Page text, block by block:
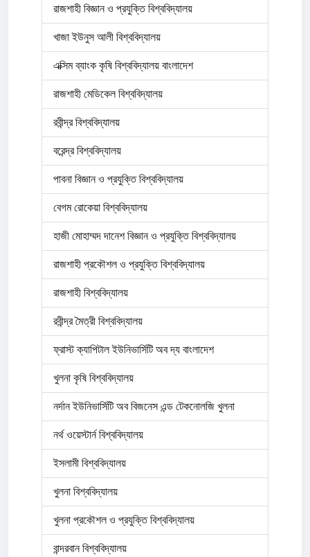
রাজশাহী বিজ্ঞান ও প্রযুক্তি বিশ্ববিদ্যালয়
খাজা ইউনুস আলী বিশ্ববিদ্যালয়
এক্সিম ব্যাংক কৃষি বিশ্ববিদ্যালয় বাংলাদেশ
রাজশাহী মেডিকেল বিশ্ববিদ্যালয়
রবীন্দ্র বিশ্ববিদ্যালয়
বরেন্দ্র বিশ্ববিদ্যালয়
পাবনা বিজ্ঞান ও প্রযুক্তি বিশ্ববিদ্যালয়
বেগম রোকেয়া বিশ্ববিদ্যালয়
হাজী মোহাম্মদ দানেশ বিজ্ঞান ও প্রযুক্তি বিশ্ববিদ্যালয়
রাজশাহী প্রকৌশল ও প্রযুক্তি বিশ্ববিদ্যালয়
রাজশাহী বিশ্ববিদ্যালয়
রবীন্দ্র মৈত্রী বিশ্ববিদ্যালয়
ফ্রাস্ট ক্যাপিটাল ইউনিভার্সিটি অব দ্য বাংলাদেশ
খুলনা কৃষি বিশ্ববিদ্যালয়
নর্দান ইউনিভার্সিটি অব বিজনেস এন্ড টেকনোলজি খুলনা
নর্থ ওয়েস্টার্ন বিশ্ববিদ্যালয়
ইসলামী বিশ্ববিদ্যালয়
খুলনা বিশ্ববিদ্যালয়
খুলনা প্রকৌশল ও প্রযুক্তি বিশ্ববিদ্যালয়
বান্দরবান বিশ্ববিদ্যালয়